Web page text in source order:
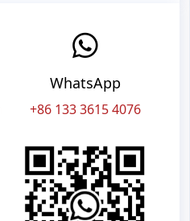
WhatsApp
+86 133 3615 4076